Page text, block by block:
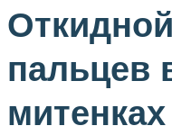
пальцев
митенках